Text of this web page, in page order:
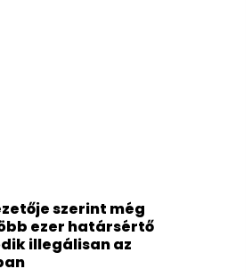
szerint még
ezer határsértő
illegálisan az